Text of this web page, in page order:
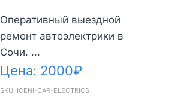
Оперативный выездной
ремонт автоэлектрики в
Сочи. ...
Цена: 2000₽
SKU: ICENI-CAR-ELECTRICS